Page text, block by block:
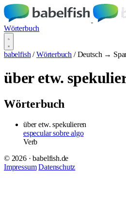
Wörterbuch
babelfish / Wörterbuch / Deutsch →
über etw.
Wörterbuch
über etw. spekulieren
especular sobre algo
Verb
© 2026 · babelfish.de
Impressum Datenschutz